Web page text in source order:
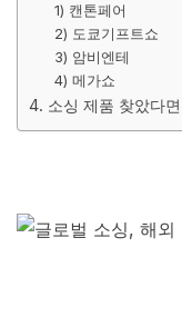
1) 캔톤페어
2) 도쿄기프트쇼
3) 암비엔테
4) 메가쇼
4. 소싱 제품 찾았다